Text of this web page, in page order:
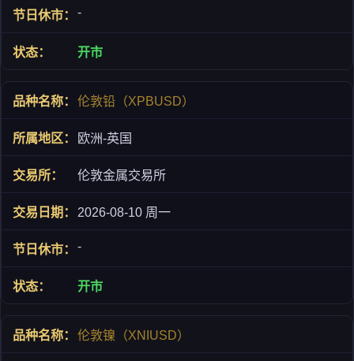
-
开市
伦敦铅（XPBUSD）
欧洲-英国
伦敦金属交易所
2026-08-10 周一
-
开市
伦敦镍（XNIUSD）